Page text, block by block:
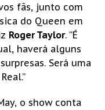
fãs, junto com
do Queen em
Roger Taylor. “É
haverá alguns
Será uma
o show conta